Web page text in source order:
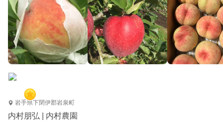
岩手県下閉伊郡岩泉町
内村朋弘 | 内村農園